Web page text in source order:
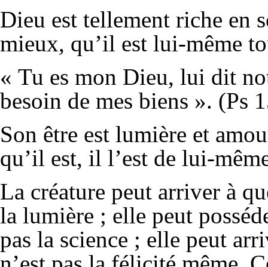
Dieu est tellement riche en
mieux, qu’il est lui-même
« Tu es mon Dieu, lui dit
besoin de mes biens ». (Ps
Son être est lumière et
qu’il est, il l’est de lui-
La créature peut arriver à
la lumière ; elle peut
pas la science ; elle peut